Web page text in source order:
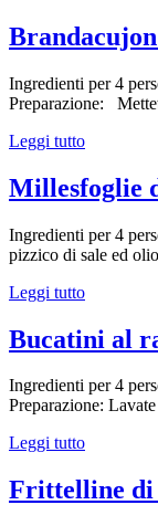
Ingredienti per 4
Preparazione:
Leggi tutto
Millesfoglie
Ingredienti per 4
pizzico di sale ed
Leggi tutto
Bucatini al
Ingredienti per 4
Preparazione:
Leggi tutto
Frittelline di